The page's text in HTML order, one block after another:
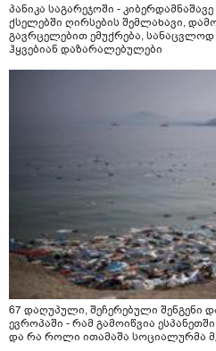
პანიკა საგარეჯოში -
ქსელებში ღირსების შემლახავი,
გავრცელებით ემუქრება,
ჰყვებიან დაზარალებულები
67 დაღუპული, შეჩერებული შენგენი
ევროპაში - რამ გამოიწვია
და რა როლი ითამაშა სოციალურმა